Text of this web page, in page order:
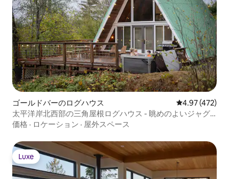
ゴールドバーのログハウス レビュー472
4.97 (472)
太平洋岸北西部の三角屋根ログハウス - 眺めのよいジャグ
ジーとエアコン
価格 · ロケーション · 屋外スペース
Luxe
Luxe